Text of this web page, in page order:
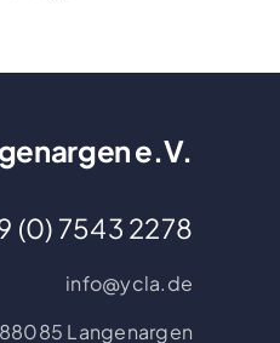
e.V.
(0) 7543 2278
info@ycla.de
88085 Langenargen